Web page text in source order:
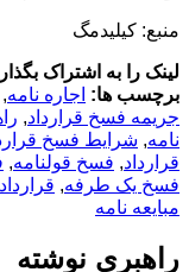
منبع: کیلیدمگ
لینک را به اشتراک
برچسب ها: اجاره نامه,
جریمه فسخ قرارداد,
نامه, شرایط فسخ
قرارداد, فسخ قولنامه,
فسخ یک طرفه,
مبایعه نامه
راهبری نوشته